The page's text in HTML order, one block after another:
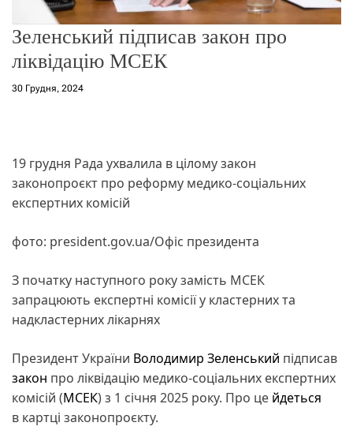
Зеленський підписав закон про
ліквідацію МСЕК
30 Грудня, 2024
19 грудня Рада ухвалила в цілому закон
законопроєкт про реформу медико-соціальних
експертних комісій
фото: president.gov.ua/Офіс президента
З початку наступного року замість МСЕК
запрацюють експертні комісії у кластерних та
надкластерних лікарнях
Президент України Володимир Зеленський підписав
закон про ліквідацію медико-соціальних експертних
комісій (МСЕК) з 1 січня 2025 року. Про це йдеться
в картці законопроєкту.